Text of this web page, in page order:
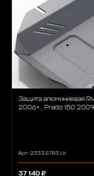
Защита алюминиевая
Арт.: 2333.5783.1.6
37 140 ₽